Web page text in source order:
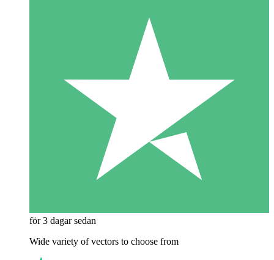
för 3 dagar sedan
Wide variety of vectors to choose from